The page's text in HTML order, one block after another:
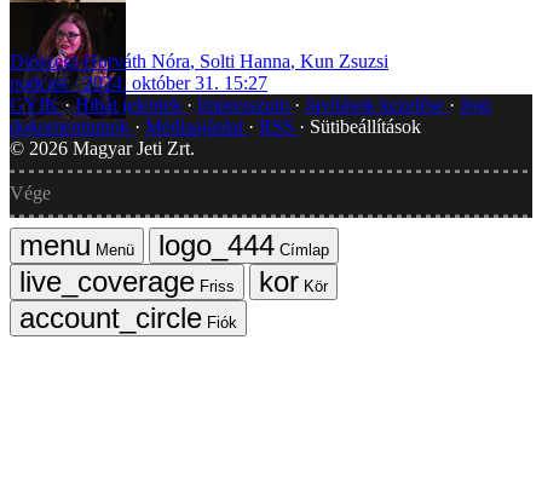
Diószegi-Horváth Nóra, Solti Hanna, Kun Zsuzsi
podcast
2024. október 31. 15:27
GYIK Hibát jelentek Impresszum Javítások kezelése
Jogi
dokumentumok
Médiaajánlat RSS
Sütibeállítások
© 2026 Magyar Jeti Zrt.
Vége
Menü
Címlap
Friss
Kör
Fiók